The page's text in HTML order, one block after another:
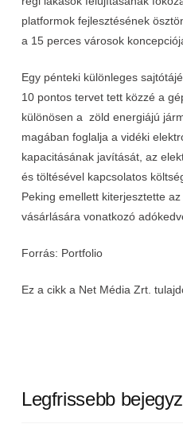
platformok fejlesztésének
a 15 perces városok
Egy pénteki különleges
10 pontos tervet tett közzé a
különösen a zöld energiájú
magában foglalja a vidéki
kapacitásának javítását, az
és töltésével kapcsolatos
Peking emellett kiterjesztette
vásárlására vonatkozó
Forrás: Portfolio
Ez a cikk a Net Média Zrt.
Legfrissebb